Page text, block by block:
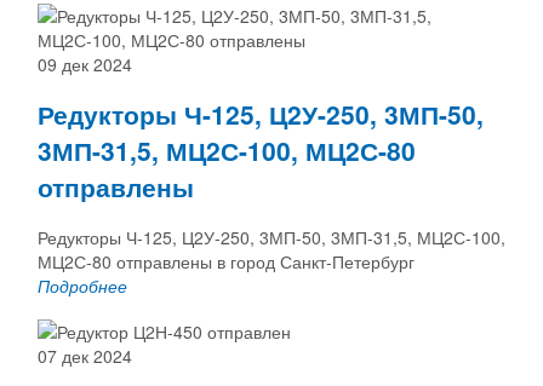
09 дек 2024
Редукторы Ч-125, Ц2У-250, 3МП-50,
3МП-31,5, МЦ2С-100, МЦ2С-80
отправлены
Редукторы Ч-125, Ц2У-250, 3МП-50, 3МП-31,5, МЦ2С-100,
МЦ2С-80 отправлены в город Санкт-Петербург
Подробнее
07 дек 2024